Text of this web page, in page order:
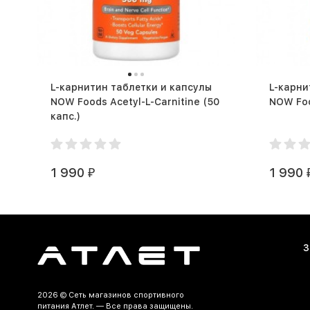
L-карнитин таблетки и капсулы
NOW Foods Acetyl-L-Carnitine (50
капс.)
1 990 ₽
L-
1 990
2026 © Сеть магазинов спортивного
питания Атлет. — Все права защищены.